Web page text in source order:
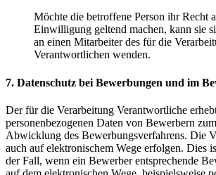
Möchte die betroffene Person ihr Recht
Einwilligung geltend machen, kann sie
an einen Mitarbeiter des für die
Verantwortlichen wenden.
7. Datenschutz bei Bewerbungen und im
Der für die Verarbeitung Verantwortliche
personenbezogenen Daten von Bewerbern
Abwicklung des Bewerbungsverfahrens. Die
auch auf elektronischem Wege erfolgen. Dies
der Fall, wenn ein Bewerber entsprechende